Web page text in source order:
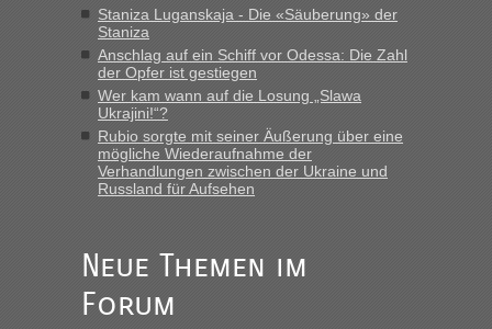
Straßen Kleidung bei der Einreise in die Ukraine
mitnehmen. Es ist gebrauchte Kleidung...“
Berichte und Reisetipps • Re: An welchem
Grenzübergang zwischen Polen und der Ukraine geht es am
schnellsten?
„Wir sind mit unserem Wohnmobil, wie geplant am Montag
15.6. in Krakovets rüber. Sehr zeitig los gegen 5 Uhr in der
Früh. Mit sehr sehr wenig Verkehr, super bis zur Grenze. Nur
Berichte und Reisetipps • Re: An welchem
Grenzübergang zwischen Polen und der Ukraine geht es am
schnellsten?
Staniza Luganskaja - Die «Säuberung» der
Staniza
Anschlag auf ein Schiff vor Odessa: Die Zahl
der Opfer ist gestiegen
Wer kam wann auf die Losung „Slawa
Ukrajini!“?
Rubio sorgte mit seiner Äußerung über eine
mögliche Wiederaufnahme der
Verhandlungen zwischen der Ukraine und
Russland für Aufsehen
Neue Themen im
Forum